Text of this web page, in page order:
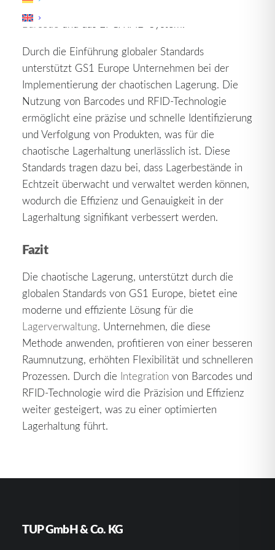
bekanntesten Standards von GS1 zählen der
Barcode und das EPC/RFID-System.
Durch die Einführung globaler Standards
unterstützt GS1 Europe Unternehmen bei der
Implementierung der chaotischen Lagerung. Die
Nutzung von Barcodes und RFID-Technologie
ermöglicht eine präzise und schnelle Identifizierung
und Verfolgung von Produkten, was für die
chaotische Lagerhaltung unerlässlich ist. Diese
Standards tragen dazu bei, dass Lagerbestände in
Echtzeit überwacht und verwaltet werden können,
wodurch die Effizienz und Genauigkeit in der
Lagerhaltung signifikant verbessert werden.
Fazit
Die chaotische Lagerung, unterstützt durch die
globalen Standards von GS1 Europe, bietet eine
moderne und effiziente Lösung für die
Lagerverwaltung. Unternehmen, die diese
Methode anwenden, profitieren von einer besseren
Raumnutzung, erhöhten Flexibilität und schnelleren
Prozessen. Durch die Integration von Barcodes und
RFID-Technologie wird die Präzision und Effizienz
weiter gesteigert, was zu einer optimierten
Lagerhaltung führt.
TUP GmbH & Co. KG